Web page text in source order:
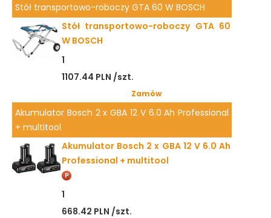
Stół transportowo-roboczy GTA 60 W BOSCH
Stół transportowo-roboczy GTA 60
W BOSCH
1
1107.44 PLN /szt.
Zamów
Akumulator Bosch 2 x GBA 12 V 6.0 Ah Professional
+ multitool
Akumulator Bosch 2 x GBA 12 V 6.0 Ah
Professional + multitool
1
668.42 PLN /szt.